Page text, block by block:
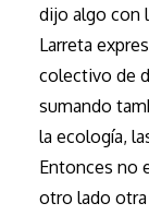
dijo algo con
Larreta
colectivo de
sumando
la ecología,
Entonces no
otro lado otra